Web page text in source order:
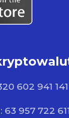
602 941
957 722